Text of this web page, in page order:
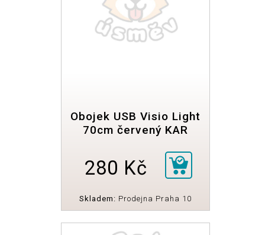
Obojek USB Visio Light
70cm červený KAR
280 Kč
Skladem: Prodejna Praha 10